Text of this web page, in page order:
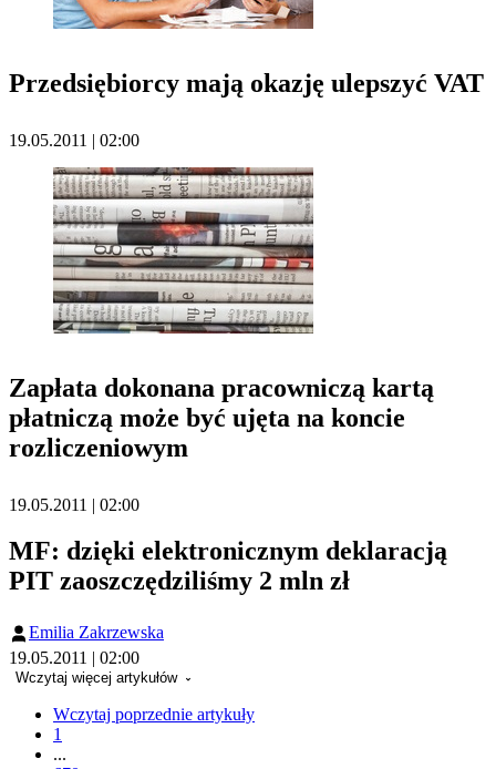
Przedsiębiorcy mają okazję ulepszyć VAT
19.05.2011 | 02:00
Zapłata dokonana pracowniczą kartą
płatniczą może być ujęta na koncie
rozliczeniowym
19.05.2011 | 02:00
MF: dzięki elektronicznym deklaracją
PIT zaoszczędziliśmy 2 mln zł
Emilia Zakrzewska
19.05.2011 | 02:00
Wczytaj więcej artykułów
Wczytaj poprzednie artykuły
1
...